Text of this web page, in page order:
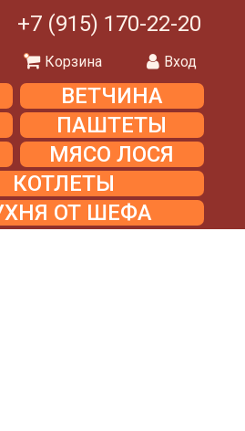
+7 (915) 170-22-20
Корзина Вход
ВЕТЧИНА
ПАШТЕТЫ
МЯСО ЛОСЯ
КОТЛЕТЫ
ОТ ШЕФА